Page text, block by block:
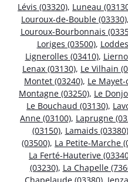
Lévis (03320), Luneau
Louroux-de-Bouble (03330),
Louroux-Bourbonnais
Loriges (03500),
Lignerolles (03410),
Lenax (03130), Le Vilhain
Montet (03240), Le Mayet-
Montagne (03250), Le
Le Bouchaud (03130),
Anne (03100), Laprugne
(03150), Lamaids (03380)
(03500), La Petite-Marche
La Ferté-Hauterive
(03230), La Chapelle